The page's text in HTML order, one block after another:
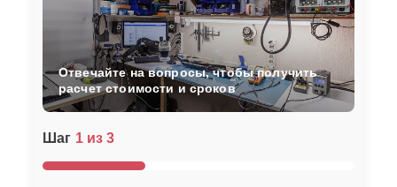
Шаг 1 из 3
Отвечайте на вопросы, чтобы получить
расчет стоимости и сроков